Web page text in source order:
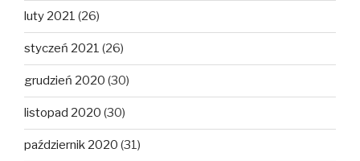
luty 2021 (26)
styczeń 2021 (26)
grudzień 2020 (30)
listopad 2020 (30)
październik 2020 (31)